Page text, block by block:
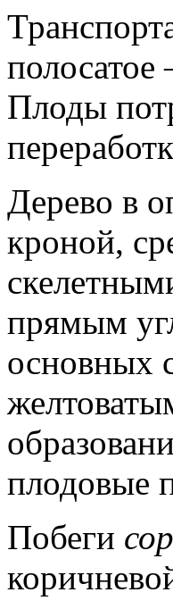
полосатое
Плоды
Дерево в
кроной,
прямым
основных
плодовые
Побеги